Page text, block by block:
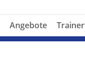
Angebote